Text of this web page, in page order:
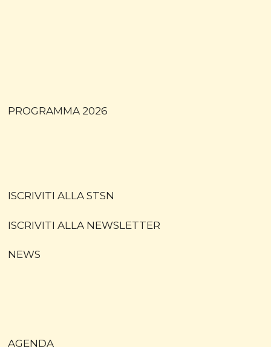
PROGRAMMA 2026
ISCRIVITI ALLA STSN
ISCRIVITI ALLA NEWSLETTER
NEWS
AGENDA